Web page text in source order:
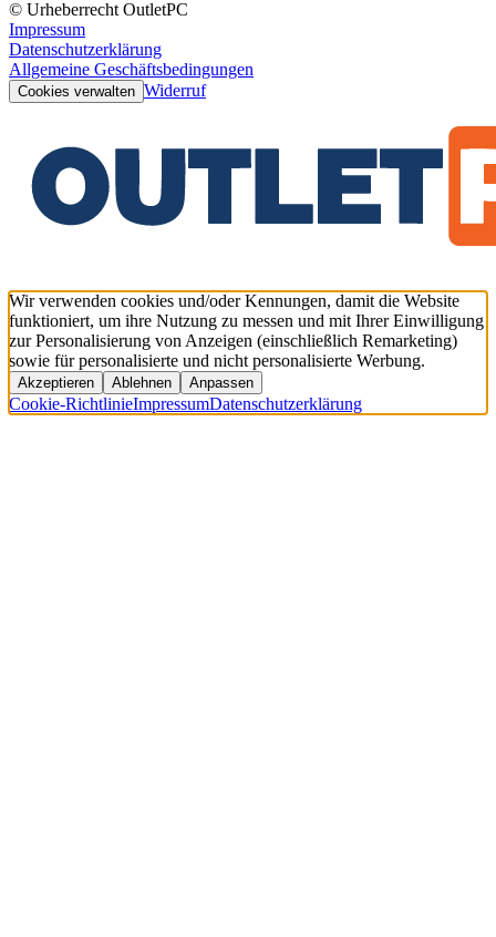
© Urheberrecht OutletPC
Impressum
Datenschutzerklärung
Allgemeine Geschäftsbedingungen
Cookies verwalten Widerruf
Wir verwenden cookies und/oder Kennungen, damit die Website
funktioniert, um ihre Nutzung zu messen und mit Ihrer Einwilligung
zur Personalisierung von Anzeigen (einschließlich Remarketing)
sowie für personalisierte und nicht personalisierte Werbung.
Akzeptieren Ablehnen Anpassen
Cookie-RichtlinieImpressumDatenschutzerklärung